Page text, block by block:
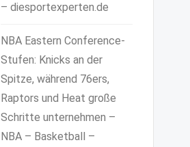
– diesportexperten.de
NBA Eastern Conference-
Stufen: Knicks an der
Spitze, während 76ers,
Raptors und Heat große
Schritte unternehmen –
NBA – Basketball –